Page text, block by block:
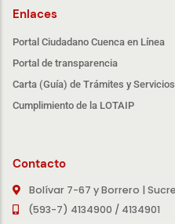
Enlaces
Portal Ciudadano Cuenca en Línea
Portal de transparencia
Carta (Guía) de Trámites y Servicios
Cumplimiento de la LOTAIP
Contacto
Bolívar 7-67 y Borrero |
(593-7) 4134900 / 4134901